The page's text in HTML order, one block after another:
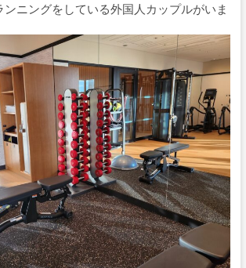
ンニングをしている外国人カップルがいま